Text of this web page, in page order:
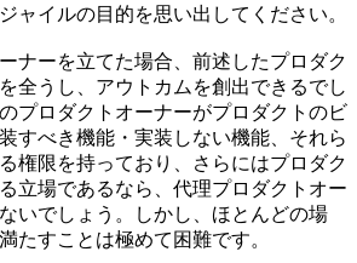
ャイルの目的を思い出してください。
ナーを立てた場合、前述したプロダク
全うし、アウトカムを創出できるでし
プロダクトオーナーがプロダクトのビ
すべき機能・実装しない機能、それら
権限を持っており、さらにはプロダク
立場であるなら、代理プロダクトオー
いでしょう。しかし、ほとんどの場
たすことは極めて困難です。